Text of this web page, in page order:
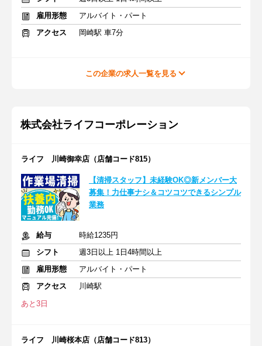
雇用形態
アルバイト・パート
アクセス
岡崎駅 車7分
この企業の求人一覧を見る
株式会社ライフコーポレーション
ライフ 川崎御幸店（店舗コード815）
【清掃スタッフ】未経験OK◎新メンバー大
募集！力仕事ナシ＆コツコツできるシンプル
業務
給与
時給1235円
シフト
週3日以上 1日4時間以上
雇用形態
アルバイト・パート
アクセス
川崎駅
あと3日
ライフ 川崎桜本店（店舗コード813）